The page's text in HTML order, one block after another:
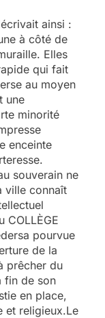
ainsi :
à côté de
Elles
qui fait
au moyen
une
minorité
enceinte
souverain ne
ville connaît
COLLÈGE
pourvue
de la
prêcher du
fin de son
en place,
et religieux.Le